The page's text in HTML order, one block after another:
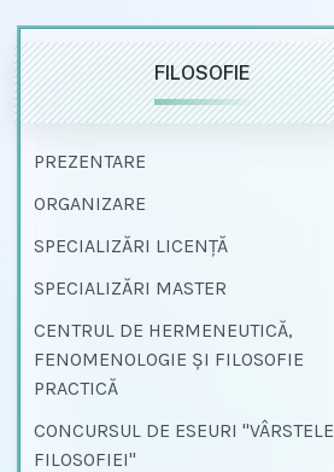
FILOSOFIE
PREZENTARE
ORGANIZARE
SPECIALIZĂRI LICENŢĂ
SPECIALIZĂRI MASTER
CENTRUL DE HERMENEUTICĂ,
FENOMENOLOGIE ȘI FILOSOFIE
PRACTICĂ
CONCURSUL DE ESEURI "VÂRSTELE
FILOSOFIEI"